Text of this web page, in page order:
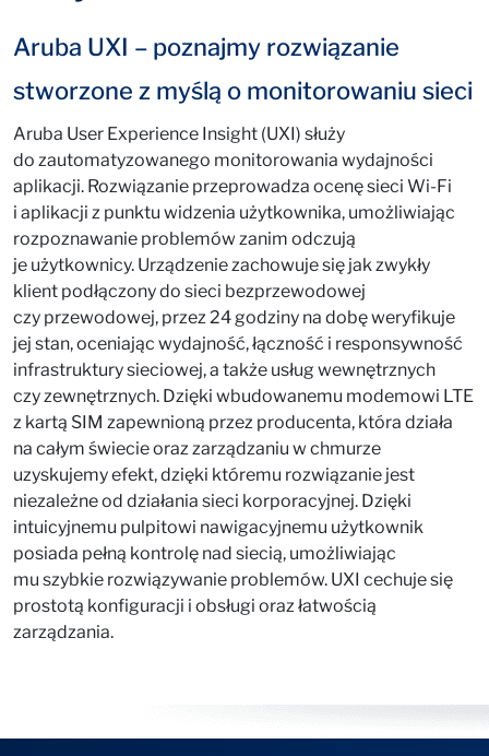
Aruba UXI – poznajmy rozwiązanie
stworzone z myślą o monitorowaniu sieci
Aruba User Experience Insight (UXI) służy
do zautomatyzowanego monitorowania wydajności
aplikacji. Rozwiązanie przeprowadza ocenę sieci Wi-Fi
i aplikacji z punktu widzenia użytkownika, umożliwiając
rozpoznawanie problemów zanim odczują
je użytkownicy. Urządzenie zachowuje się jak zwykły
klient podłączony do sieci bezprzewodowej
czy przewodowej, przez 24 godziny na dobę weryfikuje
jej stan, oceniając wydajność, łączność i responsywność
infrastruktury sieciowej, a także usług wewnętrznych
czy zewnętrznych. Dzięki wbudowanemu modemowi LTE
z kartą SIM zapewnioną przez producenta, która działa
na całym świecie oraz zarządzaniu w chmurze
uzyskujemy efekt, dzięki któremu rozwiązanie jest
niezależne od działania sieci korporacyjnej. Dzięki
intuicyjnemu pulpitowi nawigacyjnemu użytkownik
posiada pełną kontrolę nad siecią, umożliwiając
mu szybkie rozwiązywanie problemów. UXI cechuje się
prostotą konfiguracji i obsługi oraz łatwością
zarządzania.